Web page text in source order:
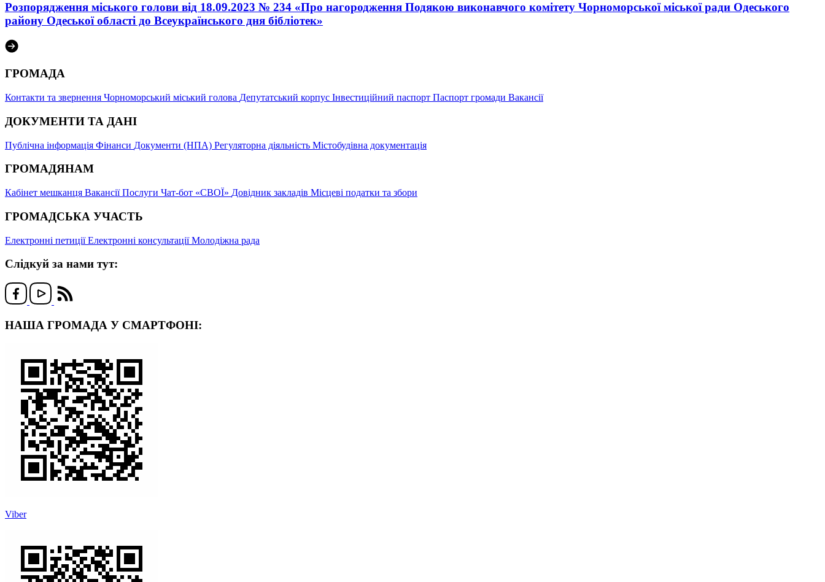
Розпорядження міського голови від 18.09.2023 № 234 «Про нагородження Подякою виконавчого комітету Чорноморської міської ради Одеського
району Одеської області до Всеукраїнського дня бібліотек»
ГРОМАДА
Контакти та звернення Чорноморський міський голова Депутатський корпус Інвестиційний паспорт Паспорт громади Вакансії
ДОКУМЕНТИ ТА ДАНІ
Публічна інформація Фінанси Документи (НПА) Регуляторна діяльність Містобудівна документація
ГРОМАДЯНАМ
Кабінет мешканця ВакансіїПослуги Чат-бот «СВОЇ» Довідник закладів Місцеві податки та збори
ГРОМАДСЬКА УЧАСТЬ
Електронні петиціїЕлектронні консультаціїМолодіжна рада
Слідкуй за нами тут:
НАША ГРОМАДА У СМАРТФОНІ:
Viber